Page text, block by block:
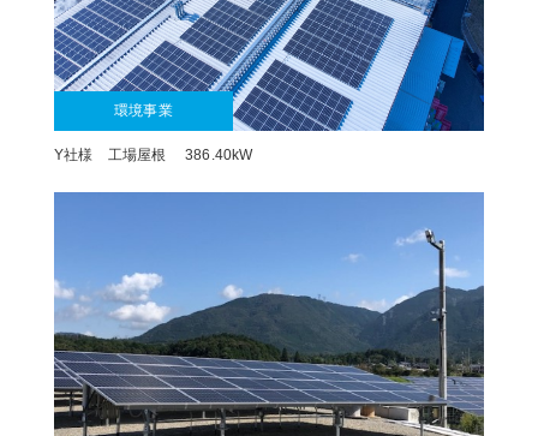
環境事業
Y社様 工場屋根 386.40kW